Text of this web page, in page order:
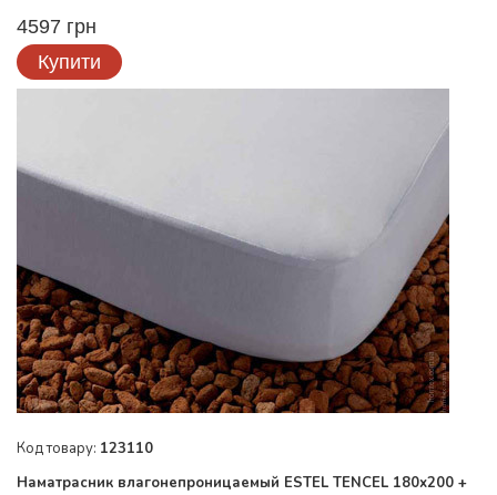
4597 грн
Купити
Код товару: 123110
Наматрасник влагонепроницаемый ESTEL TENCEL 180х200 +